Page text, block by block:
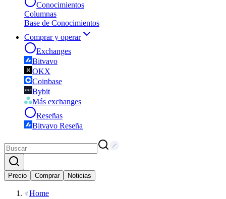
Conocimientos
Columnas
Base de Conocimientos
Comprar y operar
Exchanges
Bitvavo
OKX
Coinbase
Bybit
Más exchanges
Reseñas
Bitvavo Reseña
Precio Comprar Noticias
Home